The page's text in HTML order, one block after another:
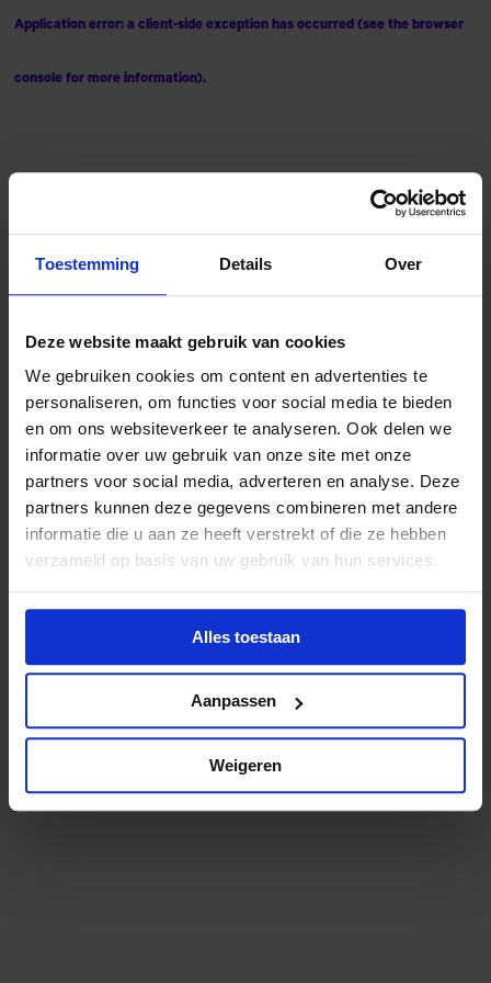
Toestemming Details Over
Deze website maakt gebruik van cookies
We gebruiken cookies om content en advertenties te
personaliseren, om functies voor social media te bieden
en om ons websiteverkeer te analyseren. Ook delen we
informatie over uw gebruik van onze site met onze
partners voor social media, adverteren en analyse. Deze
partners kunnen deze gegevens combineren met andere
informatie die u aan ze heeft verstrekt of die ze hebben
verzameld op basis van uw gebruik van hun services.
Alles toestaan
Aanpassen
Weigeren
Application error: a client-side exception has occurred (see the browser
console for more information).